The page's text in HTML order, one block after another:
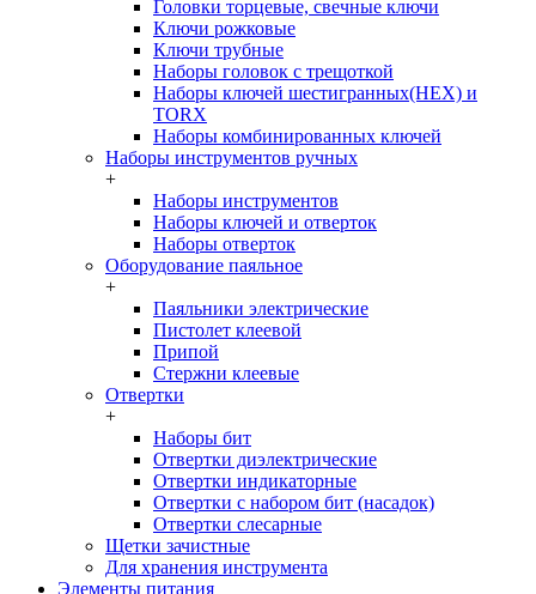
Головки торцевые, свечные ключи
Ключи рожковые
Ключи трубные
Наборы головок c трещоткой
Наборы ключей шестигранных(HEX) и
TORX
Наборы комбинированных ключей
Наборы инструментов ручных
+
Наборы инструментов
Наборы ключей и отверток
Наборы отверток
Оборудование паяльное
+
Паяльники электрические
Пистолет клеевой
Припой
Стержни клеевые
Отвертки
+
Наборы бит
Отвертки диэлектрические
Отвертки индикаторные
Отвертки с набором бит (насадок)
Отвертки слесарные
Щетки зачистные
Для хранения инструмента
Элементы питания